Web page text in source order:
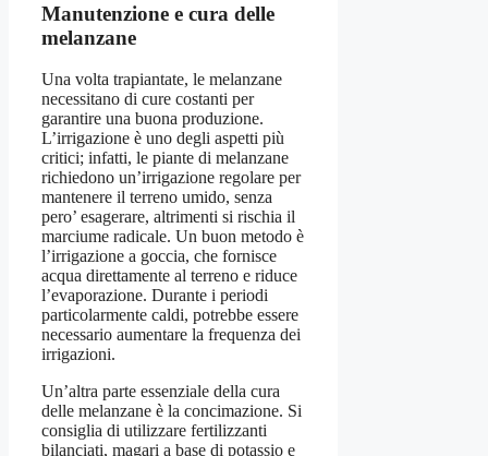
Manutenzione e cura delle
melanzane
Una volta trapiantate, le melanzane
necessitano di cure costanti per
garantire una buona produzione.
L’irrigazione è uno degli aspetti più
critici; infatti, le piante di melanzane
richiedono un’irrigazione regolare per
mantenere il terreno umido, senza
pero’ esagerare, altrimenti si rischia il
marciume radicale. Un buon metodo è
l’irrigazione a goccia, che fornisce
acqua direttamente al terreno e riduce
l’evaporazione. Durante i periodi
particolarmente caldi, potrebbe essere
necessario aumentare la frequenza dei
irrigazioni.
Un’altra parte essenziale della cura
delle melanzane è la concimazione. Si
consiglia di utilizzare fertilizzanti
bilanciati, magari a base di potassio e